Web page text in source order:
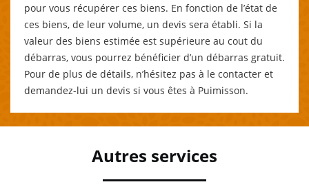
pour vous récupérer ces biens. En fonction de l’état de
ces biens, de leur volume, un devis sera établi. Si la
valeur des biens estimée est supérieure au cout du
débarras, vous pourrez bénéficier d’un débarras gratuit.
Pour de plus de détails, n’hésitez pas à le contacter et
demandez-lui un devis si vous êtes à Puimisson.
Autres services